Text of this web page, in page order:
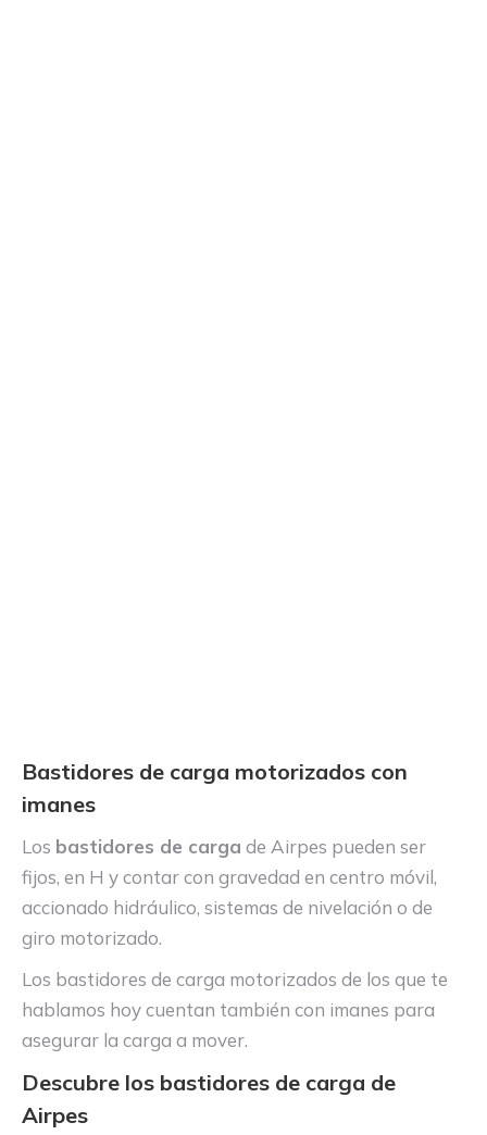
Bastidores de carga motorizados con
imanes
Los bastidores de carga de Airpes pueden ser
fijos, en H y contar con gravedad en centro móvil,
accionado hidráulico, sistemas de nivelación o de
giro motorizado.
Los bastidores de carga motorizados de los que te
hablamos hoy cuentan también con imanes para
asegurar la carga a mover.
Descubre los bastidores de carga de
Airpes